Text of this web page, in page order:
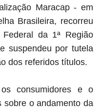
Maracap - em
Brasileira, recorreu
da 1ª Região
suspendeu por tutela
dos referidos títulos.
consumidores e o
sobre o andamento da